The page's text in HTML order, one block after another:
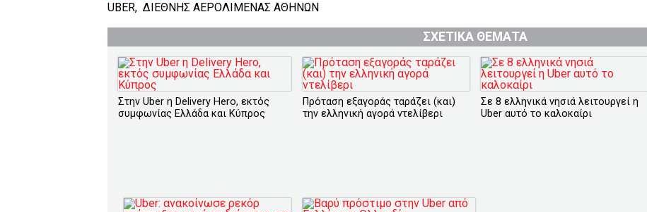
UBER, ΔΙΕΘΝΗΣ ΑΕΡΟΛΙΜΕΝΑΣ ΑΘΗΝΩΝ
ΣΧΕΤΙΚΑ ΘΕΜΑΤΑ
Στην Uber η Delivery Hero, εκτός
συμφωνίας Ελλάδα και Κύπρος
Πρόταση εξαγοράς ταράζει (και)
την ελληνική αγορά ντελίβερι
Σε 8 ελληνικά νησιά λειτουργεί η
Uber αυτό το καλοκαίρι